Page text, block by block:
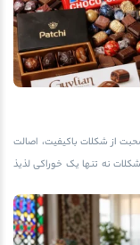
سرشار از چربی‌های مفید و
نامناسب دچار اکسید شدن
از شکلات باکیفیت، اصالت
نه تنها یک خوراکی لذیذ
افتخار در خدمت شماست تا با
را انتخاب کنید که هم طعم